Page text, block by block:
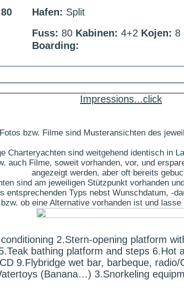
Hafen: Split
Fuss: 80 Kabinen: 4+2 Kojen: 8
Boarding:
Impressions...click
Fotos bzw. Filme sind Musteransichten des
Charteryachten sind weitgehend identisch in
auch Filme, soweit vorhanden, vor, und
angezeigt werden, aber oft bereits
sind am jeweiligen Stützpunkt vorhanden
entsprechenden Typs nebst Wunschdatum, -
ob eine Alternative vorhanden ist und
2.Stern-opening platform
bathing platform and steps 6.Hot
9.Flybridge wet bar, barbeque,
(Banana…) 3.Snorkeling